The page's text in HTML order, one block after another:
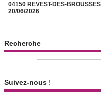
04150 REVEST-DES-
20/06/2026
Recherche
Suivez-nous !